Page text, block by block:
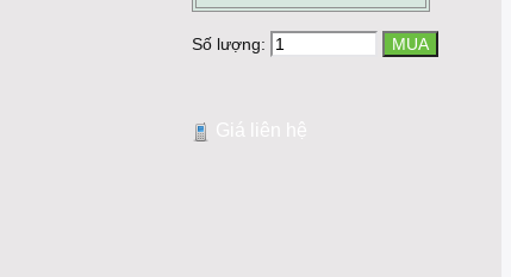
Số lượng:
Giá liên hệ